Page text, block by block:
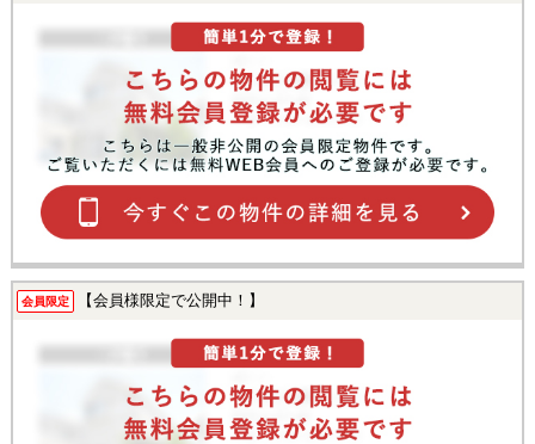
会員限定 【会員様限定で公開中！】